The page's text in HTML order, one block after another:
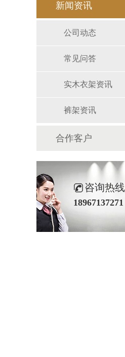
新闻资讯
公司动态
常见问答
实木衣架资讯
裤架资讯
合作客户
咨询热线
18967137271